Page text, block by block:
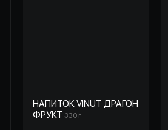
НАПИТОК VINUT ДРАГОН
ФРУКТ 330 г